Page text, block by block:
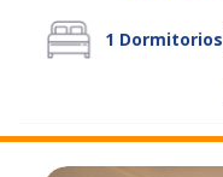
1 Dormitorios